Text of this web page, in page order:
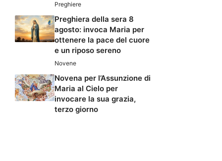
Preghiere
Preghiera della sera 8
agosto: invoca Maria per
ottenere la pace del cuore
e un riposo sereno
Novene
Novena per l’Assunzione di
Maria al Cielo per
invocare la sua grazia,
terzo giorno